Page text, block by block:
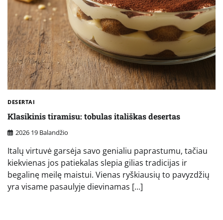
DESERTAI
Klasikinis tiramisu: tobulas itališkas desertas
2026 19 Balandžio
Italų virtuvė garsėja savo genialiu paprastumu, tačiau
kiekvienas jos patiekalas slepia gilias tradicijas ir
begalinę meilę maistui. Vienas ryškiausių to pavyzdžių
yra visame pasaulyje dievinamas […]